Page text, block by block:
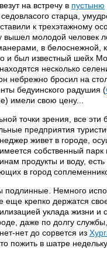
на встречу в пустыню
старца,
к трехэтажному
вышел молодой человек
в белоснежной,
и был известный шейх
несколько
небрежно бросил на
бедуинского радушия (
имели свою цену...
точки зрения, все эти
предприятия
живет в городе,
собственный парк
продукты и воду, есть
в город
подлинные. Немного
еще крепко держатся
уклада жизни и
даже по долгу
нет до сорвется из
пожить в шатре